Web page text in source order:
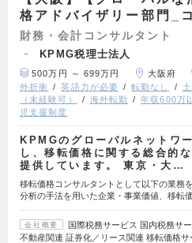
格アドバイザリー部門_
財務・会計コンサルタント
KPMG税理士法人
500万円 ～ 699万円 大阪府
外折衝
英語力が必要 転勤なし
（未経験可）
海外転勤 年収600万
児支援制度
KPMGのグローバルネットワ
し、移転価格に関する総合的
提供しています。 東京・大…
移転価格コンサルタントとして以下の業務
分析の手法を用いた企業・事業価値、移転
会社概要
国際税務サービス 国内税務サ
不動産関連 証券化／リース関連 移転価格